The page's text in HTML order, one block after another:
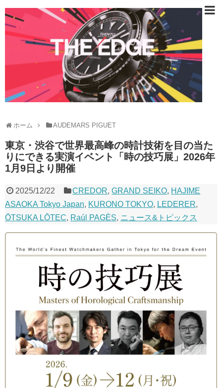
ホーム AUDEMARS PIGUET
東京・渋谷で世界最高峰の時計技術を目の当た
りにできる実演イベント「時の技巧展」2026年
1月9日より開催
2025/12/22 CREDOR,GRAND SEIKO, HAJIME
ASAOKA Tokyo Japan, KURONO TOKYO, LEDERER,
ŌTSUKA LŌTEC, Raúl PAGÈS, ニュース&トピックス